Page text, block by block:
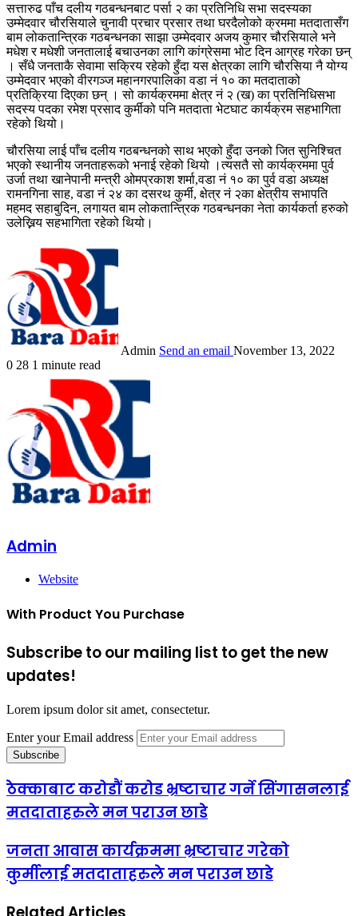
सत्तारुढ पाँच दलीय गठबन्धनबाट पर्सा २ का प्रतिनिधि सभा सदस्यका
उम्मेदवार चौरसियाले चुनावी प्रचार प्रसार तथा घरदैलोको क्रममा मतदातासँग
बाम लोकतान्त्रिक गठबन्धनका साझा उम्मेदवार अजय कुमार चौरसियाले भने
मधेश र मधेशी जनतालाई बचाउनका लागि कांग्रेसमा भोट दिन आग्रह गरेका छन्
। सँधै जनताकै सेवामा सक्रिय रहेको हुँदा यस क्षेत्रका लागि चौरसिया नै योग्य
उम्मेदवार भएको वीरगञ्ज महानगरपालिका वडा नं १० का मतदाताको
प्रतिक्रिया दिएका छन् । सो कार्यक्रममा क्षेत्र नं २ (ख) का प्रतिनिधिसभा
सदस्य पदका रमेश प्रसाद कुर्मीको पनि मतदाता भेटघाट कार्यक्रम सहभागिता
रहेको थियो।
चौरसिया लाई पाँच दलीय गठबन्धनको साथ भएको हुँदा उनको जित सुनिश्चित
भएको स्थानीय जनताहरूको भनाई रहेको थियो ।त्यसतै सो कार्यक्रममा पुर्व
उर्जा तथा खानेपानी मन्त्री ओमप्रकाश शर्मा,वडा नं १० का पुर्व वडा अध्यक्ष
रामनगिना साह, वडा नं २४ का दसरथ कुर्मी, क्षेत्र नं २का क्षेत्रीय सभापति
महमद सहाबुदिन, लगायत बाम लोकतान्त्रिक गठबन्धनका नेता कार्यकर्ता हरुको
उलेख्निय सहभागिता रहेको थियो।
Admin Send an email November 13, 2022
0 28 1 minute read
Admin
Website
With Product You Purchase
Subscribe to our mailing list to get the new
updates!
Lorem ipsum dolor sit amet, consectetur.
Enter your Email address
ठेक्काबाट करोडौं करोड भ्रष्टाचार गर्ने सिंगासनलाई
मतदाताहरुले मन पराउन छाडे
जनता आवास कार्यक्रममा भ्रष्टाचार गरेको
कुर्मीलाई मतदाताहरुले मन पराउन छाडे